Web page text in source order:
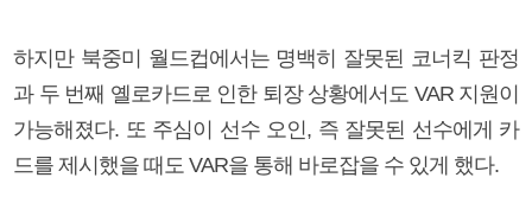
하지만 북중미 월드컵에서는 명백히 잘못된 코너킥 판정
과 두 번째 옐로카드로 인한 퇴장 상황에서도 VAR 지원이
가능해졌다. 또 주심이 선수 오인, 즉 잘못된 선수에게 카
드를 제시했을 때도 VAR을 통해 바로잡을 수 있게 했다.